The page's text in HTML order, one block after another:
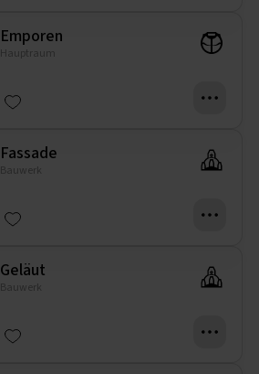
Emporen
Hauptraum
Fassade
Bauwerk
Geläut
Bauwerk